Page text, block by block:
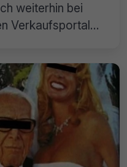
weiterhin bei
Verkaufsportals
keine Entwarnung